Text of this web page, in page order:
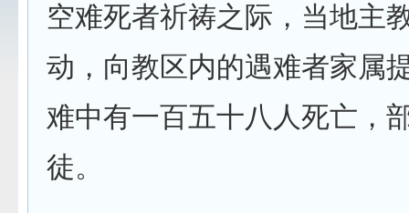
空难死者祈祷之际，当地主
动，向教区内的遇难者家属
难中有一百五十八人死亡，
徒。